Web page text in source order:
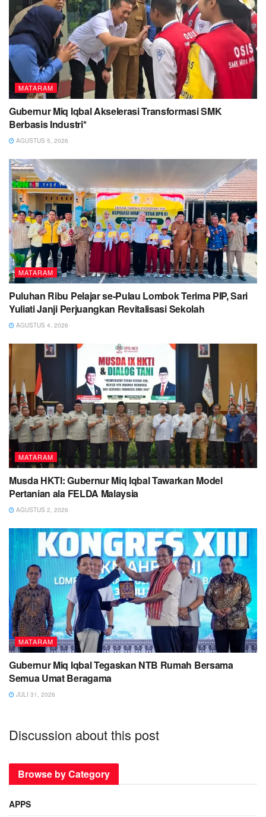
MATARAM
Gubernur Miq Iqbal Akselerasi Transformasi SMK
Berbasis Industri*
AGUSTUS 5, 2026
MATARAM
Puluhan Ribu Pelajar se-Pulau Lombok Terima PIP, Sari
Yuliati Janji Perjuangkan Revitalisasi Sekolah
AGUSTUS 4, 2026
MATARAM
Musda HKTI: Gubernur Miq Iqbal Tawarkan Model
Pertanian ala FELDA Malaysia
AGUSTUS 2, 2026
MATARAM
Gubernur Miq Iqbal Tegaskan NTB Rumah Bersama
Semua Umat Beragama
JULI 31, 2026
Discussion about this post
Browse by Category
APPS